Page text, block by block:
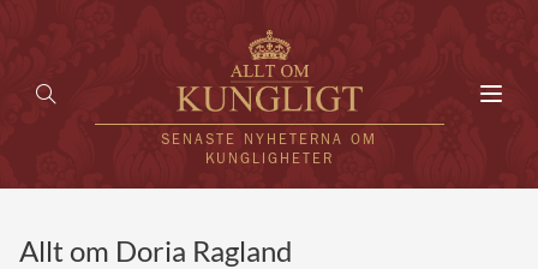
SENASTE NYHETERNA OM
KUNGLIGHETER
Allt om Doria Ragland